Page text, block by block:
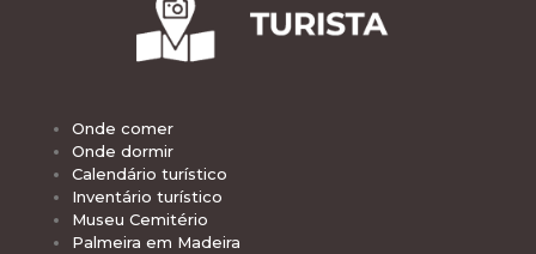
Onde comer
Onde dormir
Calendário turístico
Inventário turístico
Museu Cemitério
Palmeira em Madeira